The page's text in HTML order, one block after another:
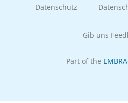
Datenschutz
Gib uns
Part of the